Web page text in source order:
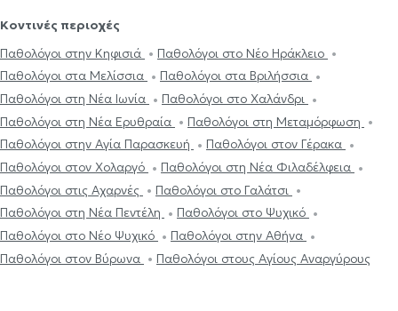
Κοντινές περιοχές
Παθολόγοι στην Κηφισιά
Παθολόγοι στο Νέο Ηράκλειο
Παθολόγοι στα Μελίσσια
Παθολόγοι στα Βριλήσσια
Παθολόγοι στη Νέα Ιωνία
Παθολόγοι στο Χαλάνδρι
Παθολόγοι στη Νέα Ερυθραία
Παθολόγοι στη Μεταμόρφωση
Παθολόγοι στην Αγία Παρασκευή
Παθολόγοι στον Γέρακα
Παθολόγοι στον Χολαργό
Παθολόγοι στη Νέα Φιλαδέλφεια
Παθολόγοι στις Αχαρνές
Παθολόγοι στο Γαλάτσι
Παθολόγοι στη Νέα Πεντέλη
Παθολόγοι στο Ψυχικό
Παθολόγοι στο Νέο Ψυχικό
Παθολόγοι στην Αθήνα
Παθολόγοι στον Βύρωνα
Παθολόγοι στους Αγίους Αναργύρους